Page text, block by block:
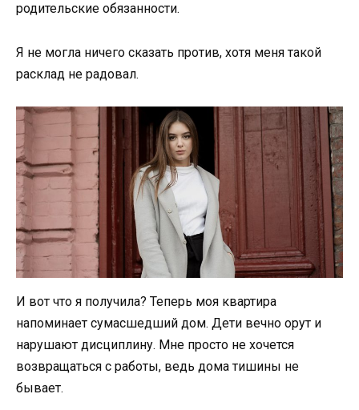
родительские обязанности.
Я не могла ничего сказать против, хотя меня такой
расклад не радовал.
И вот что я получила? Теперь моя квартира
напоминает сумасшедший дом. Дети вечно орут и
нарушают дисциплину. Мне просто не хочется
возвращаться с работы, ведь дома тишины не
бывает.